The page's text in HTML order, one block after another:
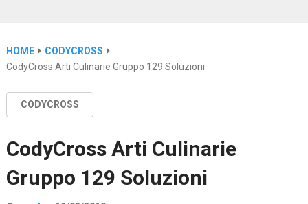
HOME
CODYCROSS
CodyCross Arti Culinarie Gruppo 129 Soluzioni
CODYCROSS
CodyCross Arti Culinarie
Gruppo 129 Soluzioni